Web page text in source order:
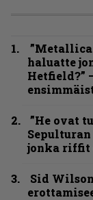
haluatte
Hetfield?”
”He ovat
jonka riffit
Sid